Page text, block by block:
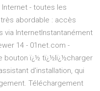
- toutes les
abordable : accès
via InternetInstantanément
14 - 01net.com -
bouton ï¿½ tï¿½lï¿½charger
d'installation, qui
Téléchargement